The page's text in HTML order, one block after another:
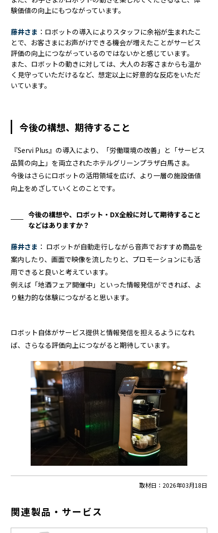
験価値の向上にもつながっています。
藤井さま ：ロボットの導入によりスタッフに余裕が生まれたこ
とで、お客さまにお声がけできる機会が増えたことがサービス
評価の向上につながっているのではないかと感じています。
また、ロボットの動きに対しては、大人のお客さまからも温か
く見守っていただけるなど、想定以上に好意的な反応をいただ
いています。
今後の構想、期待すること
『Servi Plus』の導入により、「労働環境の改善」と「サービス
品質の向上」を両立されたホテルグリーンプラザ白馬さま。
今後はさらにロボットの活用領域を広げ、より一層の施設価値
向上をめざしていくとのことです。
今後の構想や、ロボット・DX全般に対して期待すること
などはありますか？
藤井さま ： ロボットが自動走行しながら音声でおすすめ商品を
案内したり、画面で映像を流したりと、プロモーションにも活
用できると良いと考えています。
例えば「地酒フェア開催中」といった情報発信ができれば、よ
り魅力的な体験につながると思います。
ロボット自体がサービス提供と情報発信を担えるようになれ
ば、さらなる評価向上につながると期待しています。
取材日： 2026年03月18日
関連製品・サービス